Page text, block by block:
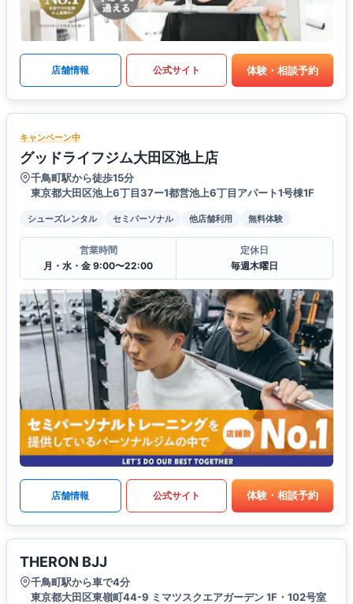
店舗情報 公式サイト 体験・相談予約
キャンペーン中
グッドライフジム大田区池上店
千鳥町駅から徒歩15分
東京都大田区池上6丁目37ー1都営池上6丁目アパート1号棟1F
シューズレンタル セミパーソナル 他店舗利用 無料体験
営業時間
月・水・金 9:00〜22:00
定休日
毎週木曜日
店舗情報 公式サイト 体験・相談予約
THERON BJJ
千鳥町駅から車で4分
東京都大田区東嶺町44-9 ミマツスクエアガーデン 1F・102号室